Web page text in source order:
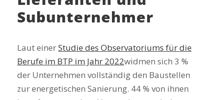
Subunternehmer
Laut einerStudie des Observatoriums für die
Berufe im BTP im Jahr 2022widmen sich 3 %
der Unternehmen vollständig den Baustellen
zur energetischen Sanierung. 44 % von ihnen